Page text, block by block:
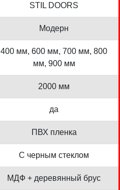
STIL DOORS
Модерн
400 мм, 600 мм, 700 мм, 800
мм, 900 мм
2000 мм
да
ПВХ пленка
С черным стеклом
МДФ + деревянный брус